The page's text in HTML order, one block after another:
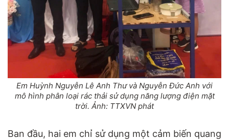
Em Huỳnh Nguyễn Lê Anh Thư và Nguyễn Đức Anh với
mô hình phân loại rác thải sử dụng năng lượng điện mặt
trời. Ảnh: TTXVN phát
Ban đầu, hai em chỉ sử dụng một cảm biến quang